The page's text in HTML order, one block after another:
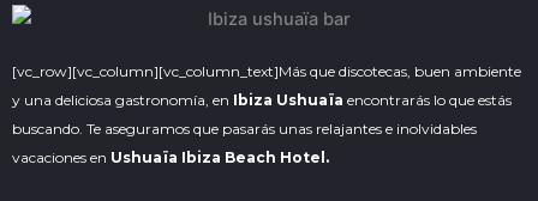
[vc_row][vc_column][vc_column_text]Más que discotecas, buen ambiente
y una deliciosa gastronomía, en Ibiza Ushuaïa encontrarás lo que estás
buscando. Te aseguramos que pasarás unas relajantes e inolvidables
vacaciones en Ushuaïa Ibiza Beach Hotel.